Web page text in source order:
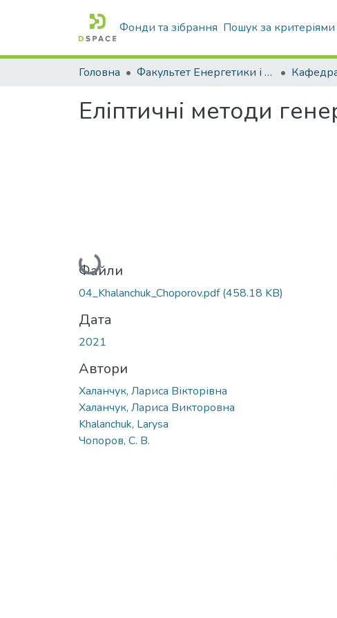
Фонди та зібрання Пошук за критеріями
Головна Факультет Енергетики і комп'ютерних технологій
Еліптичні методи
Вантажиться...
Файли
04_Khalanchuk_Choporov.pdf(458.18 KB)
Дата
2021
Автори
Халанчук, Лариса Вікторівна
Халанчук, Лариса Викторовна
Khalanchuk, Larysa
Чопоров, С. В.